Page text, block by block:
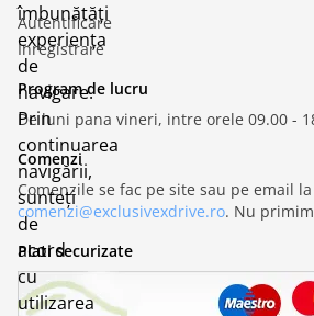
Autentificare
Inregistrare
Program de lucru
De luni pana vineri, intre orele 09.00 -
Comenzi
Comenzile se fac pe site sau pe email
comenzi@exclusivexdrive.ro. Nu
Plati securizate
îmbunătăți
experiența
de
navigare.
Prin
continuarea
navigării,
sunteți
de
acord
cu
utilizarea